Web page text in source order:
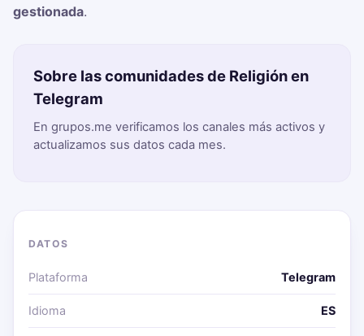
gestionada.
Sobre las comunidades de Religión en
Telegram
En grupos.me verificamos los canales más activos y
actualizamos sus datos cada mes.
DATOS
Plataforma Telegram
Idioma ES